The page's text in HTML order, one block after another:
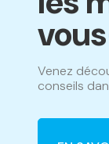
Venez
conseils